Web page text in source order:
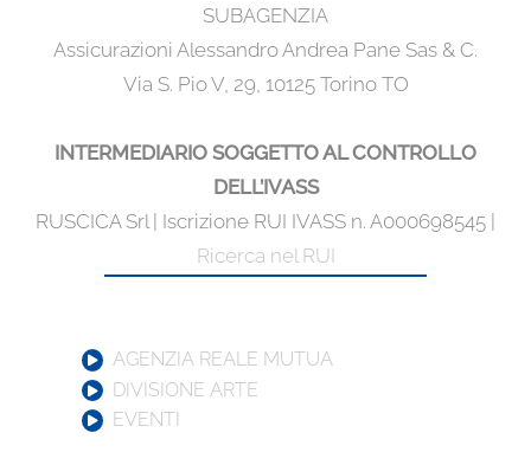
SUBAGENZIA
Assicurazioni Alessandro Andrea Pane Sas & C.
Via S. Pio V, 29, 10125 Torino TO
INTERMEDIARIO SOGGETTO AL CONTROLLO
DELL’IVASS
RUSCICA Srl | Iscrizione RUI IVASS n. A000698545 |
Ricerca nel RUI
AGENZIA REALE MUTUA
DIVISIONE ARTE
EVENTI